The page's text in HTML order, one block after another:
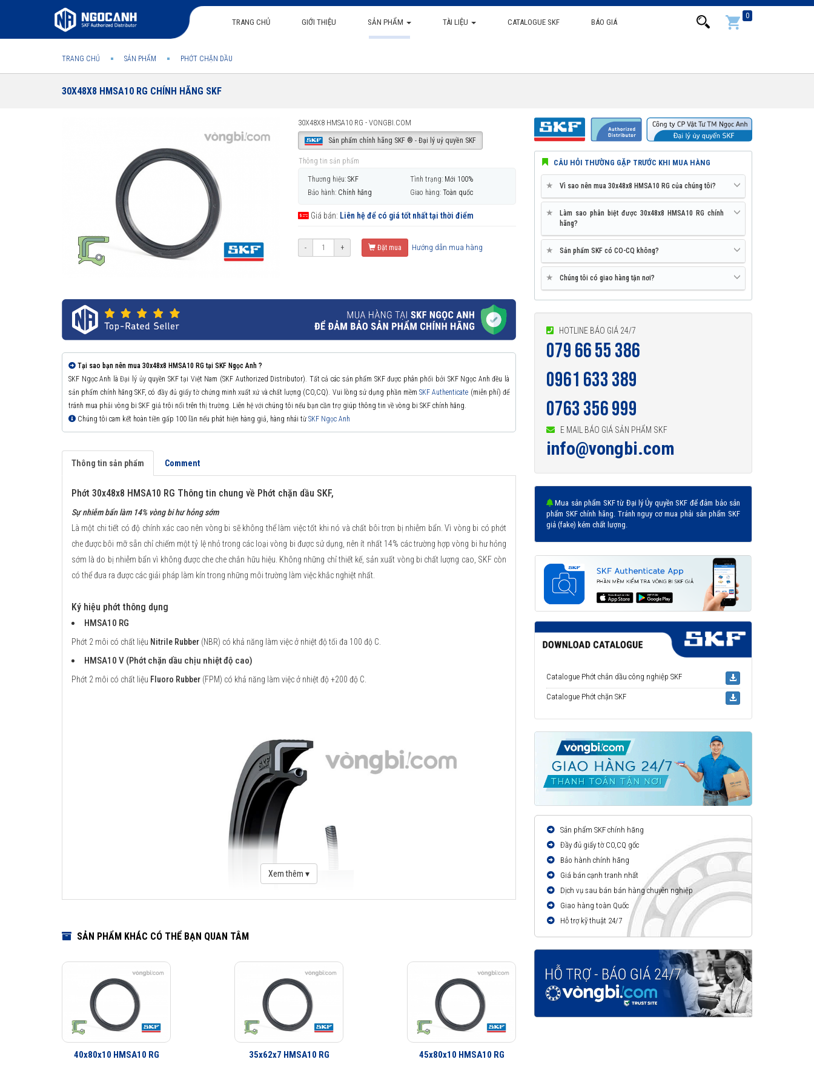
TRANG CHỦ GIỚI THIỆU SẢN PHẨM TÀI LIỆU CATALOGUE SKF BÁO GIÁ
0
TRANG CHỦ SẢN PHẨM PHỚT CHẶN DẦU
30X48X8 HMSA10 RG CHÍNH HÃNG SKF
30X48X8 HMSA10 RG - VONGBI.COM
Sản phẩm chính hãng SKF ® - Đại lý uỷ quyền SKF
Thông tin sản phẩm
Thương hiệu: SKF Tình trạng: Mới 100%
Bảo hành: Chính hãng Giao hàng: Toàn quốc
Giá bán: Liên hệ để có giá tốt nhất tại thời điểm
- + Đặt mua Hướng dẫn mua hàng
Tại sao bạn nên mua 30x48x8 HMSA10 RG tại SKF Ngọc Anh ?
SKF Ngọc Anh là Đại lý ủy quyền SKF tại Việt Nam (SKF Authorized Distributor). Tất cả các sản phẩm SKF được phân phối bởi SKF Ngọc Anh đều là
sản phẩm chính hãng SKF, có đầy đủ giấy tờ chứng minh xuất xứ và chất lượng (CO,CQ). Vui lòng sử dụng phần mềm SKF Authenticate (miễn phí) để
tránh mua phải vòng bi SKF giả trôi nổi trên thị trường. Liên hệ với chúng tôi nếu bạn cần trợ giúp thông tin về vòng bi SKF chính hãng.
Chúng tôi cam kết hoàn tiền gấp 100 lần nếu phát hiện hàng giả, hàng nhái từSKF Ngọc Anh
Thông tin sản phẩm Comment
Phớt 30x48x8 HMSA10 RG Thông tin chung về Phớt chặn dầu SKF,
Sự nhiễm bẩn làm 14% vòng bi hư hỏng sớm
Là một chi tiết có độ chính xác cao nên vòng bi sẽ không thể làm việc tốt khi nó và chất bôi trơn bị nhiễm bẩn. Vì vòng bi có phớt
che được bôi mỡ sẵn chỉ chiếm một tỷ lệ nhỏ trong các loại vòng bi được sử dụng, nên ít nhất 14% các trường hợp vòng bi hư hỏng
sớm là do bị nhiễm bẩn vì không được che che chắn hữu hiệu. Không những chỉ thiết kế, sản xuất vòng bi chất lượng cao, SKF còn
có thể đưa ra được các giải pháp làm kín trong những môi trường làm việc khắc nghiệt nhất.
Ký hiệu phớt thông dụng
HMSA10 RG
Phớt 2 môi có chất liệu Nitrile Rubber (NBR) có khả năng làm việc ở nhiệt độ tối đa 100 độ C.
HMSA10 V (Phớt chặn dầu chịu nhiệt độ cao)
Phớt 2 môi có chất liệu Fluoro Rubber (FPM) có khả năng làm việc ở nhiệt độ +200 độ C.
Download Catalogue Phớt chặn dầu SKF
Xem thêm ▾
SẢN PHẨM KHÁC CÓ THỂ BẠN QUAN TÂM
40x80x10 HMSA10 RG 35x62x7 HMSA10 RG 45x80x10 HMSA10 RG
CÂU HỎI THƯỜNG GẶP TRƯỚC KHI MUA HÀNG
★ Vì sao nên mua 30x48x8 HMSA10 RG của chúng tôi?
★
Làm sao phân biệt được 30x48x8 HMSA10 RG chính
hãng?
★ Sản phẩm SKF có CO-CQ không?
★ Chúng tôi có giao hàng tận nơi?
HOTLINE BÁO GIÁ 24/7
079 66 55 386
0961 633 389
0763 356 999
E MAIL BÁO GIÁ SẢN PHẨM SKF
info@vongbi.com
Mua sản phẩm SKF từ Đại lý Ủy quyền SKF để đảm bảo sản
phẩm SKF chính hãng. Tránh nguy cơ mua phải sản phẩm SKF
giả (fake) kém chất lượng.
Catalogue Phớt chắn dầu công nghiệp SKF
Catalogue Phớt chặn SKF
Sản phẩm SKF chính hãng
Đầy đủ giấy tờ CO,CQ gốc
Bảo hành chính hãng
Giá bán cạnh tranh nhất
Dịch vụ sau bán bán hàng chuyên nghiệp
Giao hàng toàn Quốc
Hỗ trợ kỹ thuật 24/7